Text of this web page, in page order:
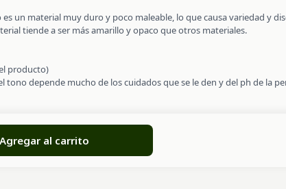
un material muy duro y poco maleable, lo que causa variedad y
tiende a ser más amarillo y opaco que otros materiales.
producto)
depende mucho de los cuidados que se le den y del ph de la
Agregar al carrito